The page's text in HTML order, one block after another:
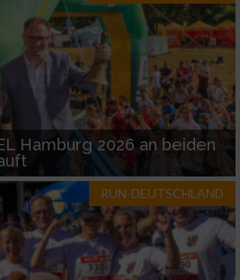
Hamburg 2026 an beiden
RUN-DEUTSCHLAND